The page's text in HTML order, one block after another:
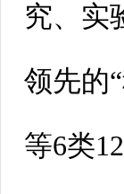
究、实
领先的
等6类